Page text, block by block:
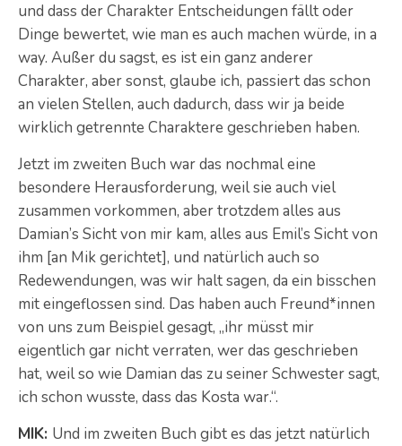
und dass der Charakter Entscheidungen fällt oder
Dinge bewertet, wie man es auch machen würde, in a
way. Außer du sagst, es ist ein ganz anderer
Charakter, aber sonst, glaube ich, passiert das schon
an vielen Stellen, auch dadurch, dass wir ja beide
wirklich getrennte Charaktere geschrieben haben.
Jetzt im zweiten Buch war das nochmal eine
besondere Herausforderung, weil sie auch viel
zusammen vorkommen, aber trotzdem alles aus
Damian’s Sicht von mir kam, alles aus Emil’s Sicht von
ihm [an Mik gerichtet], und natürlich auch so
Redewendungen, was wir halt sagen, da ein bisschen
mit eingeflossen sind. Das haben auch Freund*innen
von uns zum Beispiel gesagt, „ihr müsst mir
eigentlich gar nicht verraten, wer das geschrieben
hat, weil so wie Damian das zu seiner Schwester sagt,
ich schon wusste, dass das Kosta war.“.
MIK: Und im zweiten Buch gibt es das jetzt natürlich